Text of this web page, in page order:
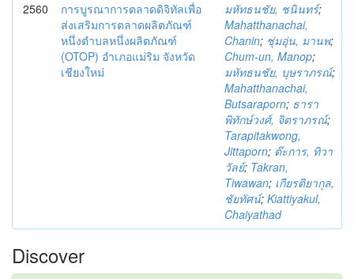
2560
การบูรณาการตลาดดิจิทัลเพื่อ
ส่งเสริมการตลาดผลิตภัณฑ์
หนึ่งตำบลหนึ่งผลิตภัณฑ์
(OTOP) อำเภอแม่ริม จังหวัด
เชียงใหม่
มหัทธนชัย, ชนินทร์;
Mahatthanachai,
Chanin; ชุ่มอุ่น, มานพ;
Chum-un, Manop;
มหัทธนชัย, บุษราภรณ์;
Mahatthanachai,
Butsaraporn; ธารา
พิทักษ์วงศ์, จิตราภรณ์;
Tarapitakwong,
Jittaporn; ต๊ะการ, ทิวา
วัลย์; Takran,
Tiwawan; เกียรติยากุล,
ชัยทัศน์; Kiattiyakul,
Chaiyathad
Discover